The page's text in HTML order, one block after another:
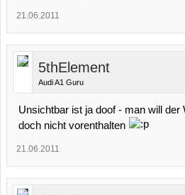
21.06.2011
5thElement
Audi A1 Guru
Unsichtbar ist ja doof - man will der
doch nicht vorenthalten
21.06.2011